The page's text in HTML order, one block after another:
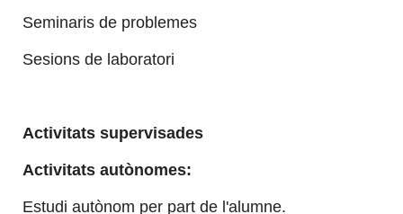
Seminaris de problemes
Sesions de laboratori
Activitats supervisades
Activitats autònomes:
Estudi autònom per part de l'alumne.